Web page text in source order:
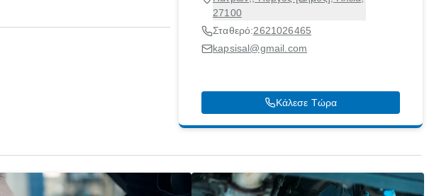
27100
Σταθερό:2621026465
kapsisal@gmail.com
Κάλεσε Τώρα